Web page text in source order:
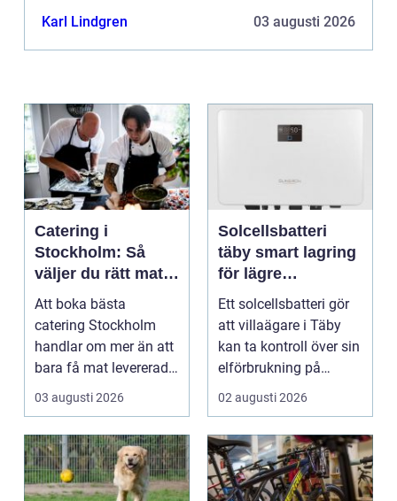
Karl Lindgren 03 augusti 2026
Catering i
Stockholm: Så
väljer du rätt mat
till ditt evenemang
Att boka bästa
catering Stockholm
handlar om mer än att
bara få mat levererad.
R&aum...
03 augusti 2026
Solcellsbatteri
täby smart lagring
för lägre
elkostnader året
runt
Ett solcellsbatteri gör
att villaägare i Täby
kan ta kontroll över sin
elförbrukning på
riktigt. Gen...
02 augusti 2026